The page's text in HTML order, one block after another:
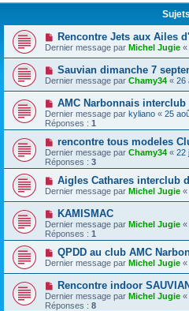
Sujets
Rencontre Jets aux Ailes
Dernier message par Michel Jugie «
Sauvian dimanche 7
Dernier message par Chamy34 « 26
AMC Narbonnais
Dernier message par kyliano « 25
Réponses : 1
rencontre tous modeles
Dernier message par Chamy34 « 22
Réponses : 3
Aigles Cathares interclub
Dernier message par Michel Jugie «
KAMISMAC
Dernier message par Michel Jugie «
Réponses : 1
QPDD au club AMC
Dernier message par Michel Jugie «
Rencontre indoor
Dernier message par Michel Jugie «
Réponses : 8